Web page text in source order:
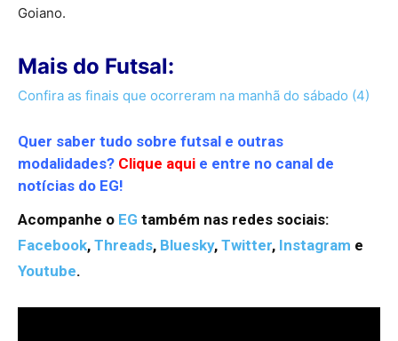
Goiano.
Mais do Futsal:
Confira as finais que ocorreram na manhã do sábado (4)
Quer saber tudo sobre futsal e outras
modalidades? Clique aqui e entre no canal de
notícias do EG!
Acompanhe o EG também nas redes sociais:
Facebook, Threads, Bluesky, Twitter, Instagram e
Youtube.